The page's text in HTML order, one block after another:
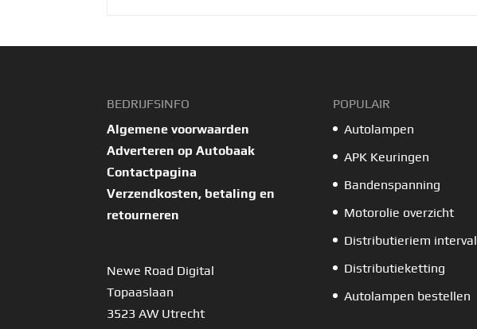
BEDRIJFSINFO
Algemene voorwaarden
Adverteren op Autobaak
Contactpagina
Verzendkosten, betaling en
retourneren
Newe Road Digital
Topaaslaan
3523 AW Utrecht
POPULAIR
Autolampen
APK Keuringen
Bandenspanning
Motorolie overzicht
Distributieriem interval
Distributieketting
Autolampen bestellen